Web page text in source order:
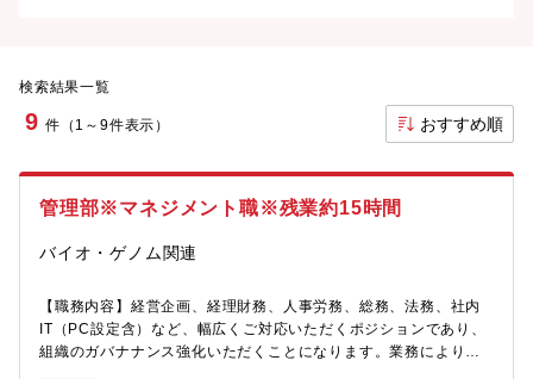
検索結果一覧
9 件（1～9件表示） おすすめ順
管理部※マネジメント職※残業約15時間
バイオ・ゲノム関連
【職務内容】経営企画、経理財務、人事労務、総務、法務、社内
IT（PC設定含）など、幅広くご対応いただくポジションであり、
組織のガバナナンス強化いただくことになります。業務によりま